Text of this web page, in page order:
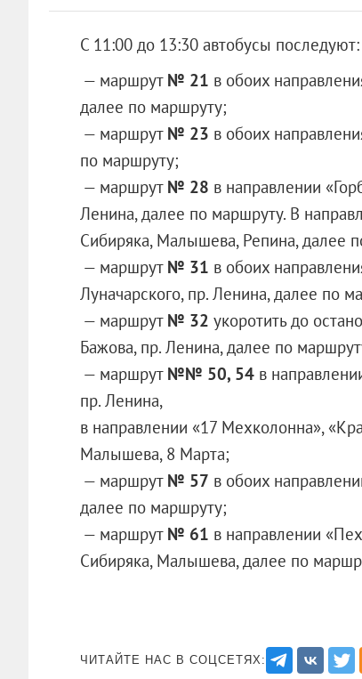
С 11:00 до 13:30 автобусы последуют:
— маршрут № 21 в обоих
далее по маршруту;
— маршрут № 23 в обоих
по маршруту;
— маршрут № 28 в направлении
Ленина, далее по маршруту. В
Сибиряка, Малышева, Репина, далее
— маршрут № 31 в обоих
Луначарского, пр. Ленина, далее по
— маршрут № 32 укоротить до
Бажова, пр. Ленина, далее по
— маршрут №№ 50, 54в
пр. Ленина,
в направлении «17 Мехколонна»,
Малышева, 8 Марта;
— маршрут № 57 в обоих
далее по маршруту;
— маршрут № 61 в направлении
Сибиряка, Малышева, далее по
ЧИТАЙТЕ НАС В СОЦСЕТЯХ: